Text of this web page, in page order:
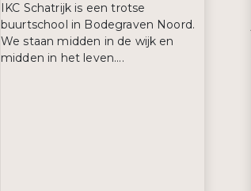
IKC Schatrijk is een trotse
buurtschool in Bodegraven Noord.
We staan midden in de wijk en
midden in het leven....